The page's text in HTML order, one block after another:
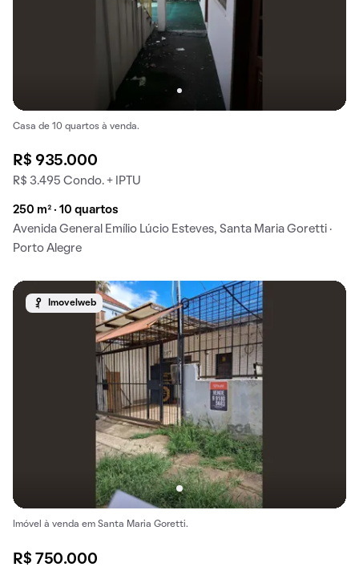
Casa de 10 quartos à venda.
R$ 935.000
R$ 3.495 Condo. + IPTU
250 m² · 10 quartos
Avenida General Emílio Lúcio Esteves, Santa Maria Goretti ·
Porto Alegre
Imovelweb
Imóvel à venda em Santa Maria Goretti.
R$ 750.000